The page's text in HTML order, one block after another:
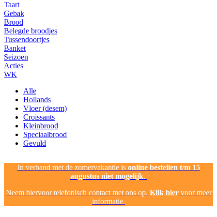
Taart
Gebak
Brood
Belegde broodjes
Tussendoortjes
Banket
Seizoen
Acties
WK
Alle
Hollands
Vloer (desem)
Croissants
Kleinbrood
Speciaalbrood
Gevuld
In verband met de zomervakantie is online bestellen t/m 15
augustus niet mogelijk.
Neem hiervoor telefonisch contact met ons op. Klik hiervoor meer
informatie.